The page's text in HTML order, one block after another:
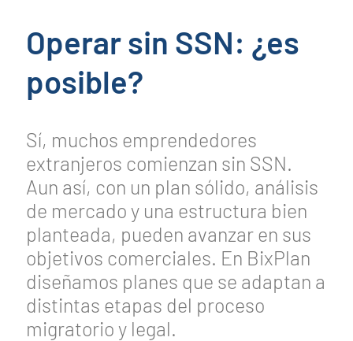
Operar sin SSN: ¿es
posible?
Sí, muchos emprendedores
extranjeros comienzan sin SSN.
Aun así, con un plan sólido, análisis
de mercado y una estructura bien
planteada, pueden avanzar en sus
objetivos comerciales. En BixPlan
diseñamos planes que se adaptan a
distintas etapas del proceso
migratorio y legal.